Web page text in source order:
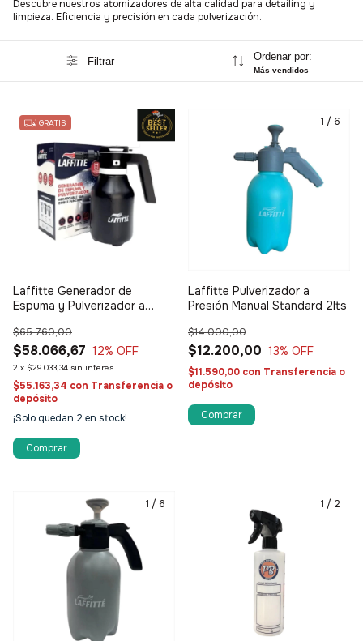
Descubre nuestros atomizadores de alta calidad para detailing y
limpieza. Eficiencia y precisión en cada pulverización.
Filtrar Ordenar por:
Más vendidos
1/6
GRATIS
Laffitte Generador de
Espuma y Pulverizador a
$58.066,67
$65.760,00
12% OFF
2 x $29.033,34 sin interés
$55.163,34 con Transferencia o
depósito
¡Solo quedan 2 en stock!
Comprar
1 / 6
Laffitte Pulverizador a
Presión Manual Standard 2lts
$12.200,00
$14.000,00
13% OFF
$11.590,00 con Transferencia o
depósito
1 / 6 1 / 2